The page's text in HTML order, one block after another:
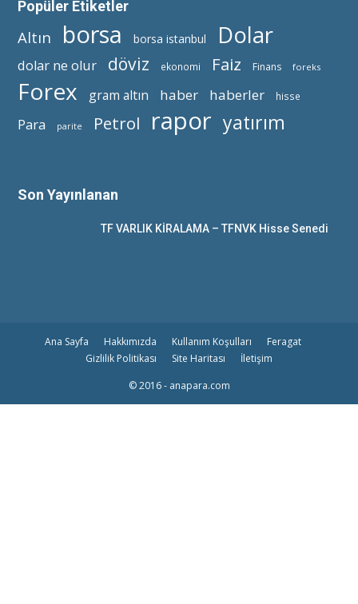
Popüler Etiketler
Altın borsa borsa istanbul Dolar
dolar ne olur döviz ekonomi Faiz Finans foreks
Forex gram altın haber haberler hisse
Para parite Petrol rapor yatırım
Son Yayınlanan
TF VARLIK KİRALAMA – TFNVK Hisse Senedi
Ana Sayfa Hakkımızda Kullanım Koşulları
Feragat
Gizlilik Politikası
Site Haritası
İletişim
© 2016 - anapara.com